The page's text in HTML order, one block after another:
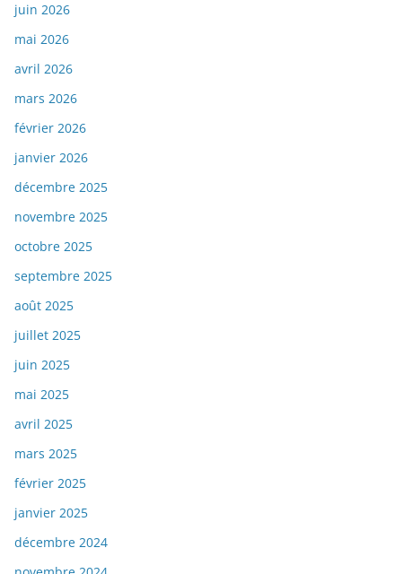
juin 2026
mai 2026
avril 2026
mars 2026
février 2026
janvier 2026
décembre 2025
novembre 2025
octobre 2025
septembre 2025
août 2025
juillet 2025
juin 2025
mai 2025
avril 2025
mars 2025
février 2025
janvier 2025
décembre 2024